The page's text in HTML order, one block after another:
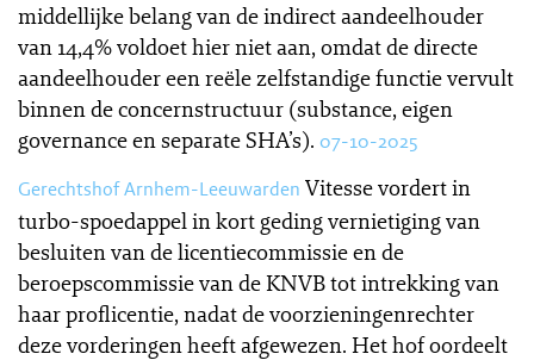
middellijke belang van de indirect aandeelhouder
van 14,4% voldoet hier niet aan, omdat de directe
aandeelhouder een reële zelfstandige functie vervult
binnen de concernstructuur (substance, eigen
governance en separate SHA’s). 07-10-2025
Gerechtshof Arnhem-Leeuwarden Vitesse vordert in
turbo-spoedappel in kort geding vernietiging van
besluiten van de licentiecommissie en de
beroepscommissie van de KNVB tot intrekking van
haar proflicentie, nadat de voorzieningenrechter
deze vorderingen heeft afgewezen. Het hof oordeelt